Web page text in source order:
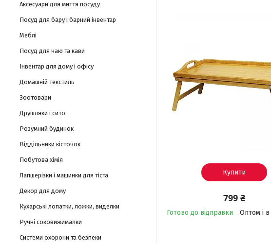
Купити
799 ₴
Готово до відправки Оптом і в
Аксесуари для миття посуду
Посуд для бару і барний інвентар
Меблі
Посуд для чаю та кави
Інвентар для дому і офісу
Домашній текстиль
Зоотовари
Друшляки і сито
Розумний будинок
Віддільники кісточок
Побутова хімія
Лапшерізки і машинки для тіста
Декор для дому
Кухарські лопатки, ложки, виделки
Ручні соковижималки
Системи охорони та безпеки